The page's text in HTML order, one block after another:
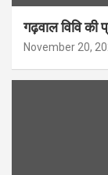
गढ़वाल विवि की
November 20,